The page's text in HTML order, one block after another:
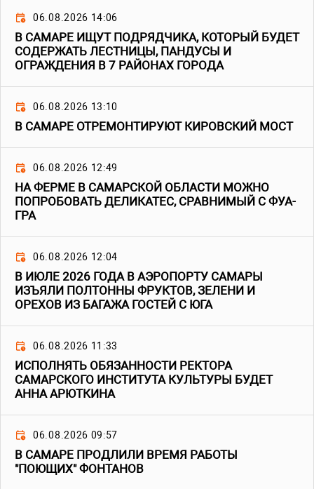
06.08.2026 14:06
В САМАРЕ ИЩУТ ПОДРЯДЧИКА, КОТОРЫЙ БУДЕТ
СОДЕРЖАТЬ ЛЕСТНИЦЫ, ПАНДУСЫ И
ОГРАЖДЕНИЯ В 7 РАЙОНАХ ГОРОДА
06.08.2026 13:10
В САМАРЕ ОТРЕМОНТИРУЮТ КИРОВСКИЙ МОСТ
06.08.2026 12:49
НА ФЕРМЕ В САМАРСКОЙ ОБЛАСТИ МОЖНО
ПОПРОБОВАТЬ ДЕЛИКАТЕС, СРАВНИМЫЙ С ФУА-
ГРА
06.08.2026 12:04
В ИЮЛЕ 2026 ГОДА В АЭРОПОРТУ САМАРЫ
ИЗЪЯЛИ ПОЛТОННЫ ФРУКТОВ, ЗЕЛЕНИ И
ОРЕХОВ ИЗ БАГАЖА ГОСТЕЙ С ЮГА
06.08.2026 11:33
ИСПОЛНЯТЬ ОБЯЗАННОСТИ РЕКТОРА
САМАРСКОГО ИНСТИТУТА КУЛЬТУРЫ БУДЕТ
АННА АРЮТКИНА
06.08.2026 09:57
В САМАРЕ ПРОДЛИЛИ ВРЕМЯ РАБОТЫ
"ПОЮЩИХ" ФОНТАНОВ